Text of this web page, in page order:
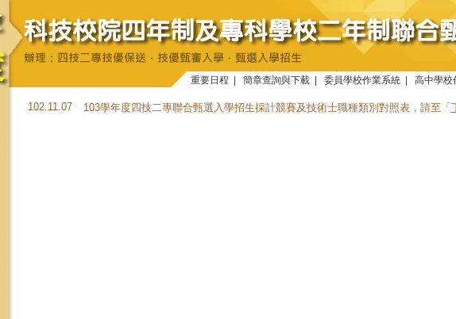
重要日程 簡章查詢與下載 委員學校作業系統 高中學校
102.11.07 103學年度四技二專聯合甄選入學招生採計競賽及技術士職種類別對照表，請至「